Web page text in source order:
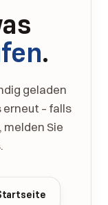
.
geladen
– falls
Sie